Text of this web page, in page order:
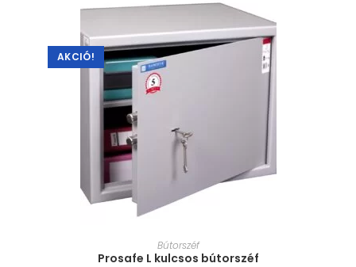
AKCIÓ!
MÉRET VÁLASZTÁSA
Bútorszéf
Prosafe L kulcsos bútorszéf